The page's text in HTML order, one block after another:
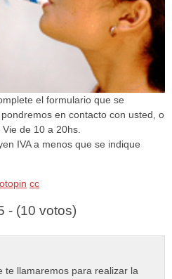
te llamaremos para realizar la
el formulario que se
en contacto con usted, o
de 10 a 20hs.
IVA a menos que se indique
cc
- (10 votos)